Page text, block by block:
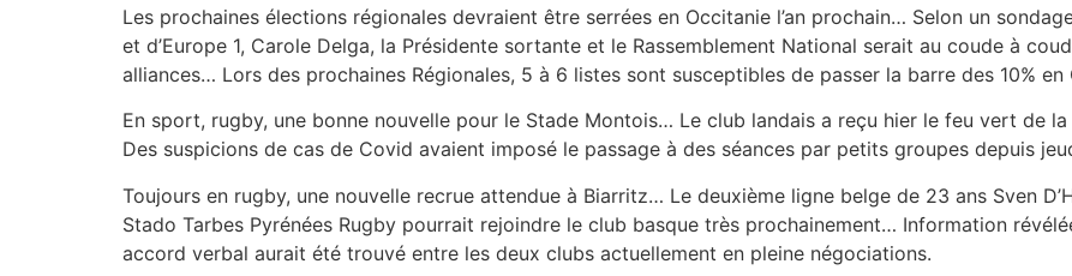
Les prochaines élections régionales devraient être serrées en Occitanie l’an prochain… Selon un
et d’Europe 1, Carole Delga, la Présidente sortante et le Rassemblement National serait au coude à
alliances… Lors des prochaines Régionales, 5 à 6 listes sont susceptibles de passer la barre des 10% en
En sport, rugby, une bonne nouvelle pour le Stade Montois… Le club landais a reçu hier le feu vert de
Des suspicions de cas de Covid avaient imposé le passage à des séances par petits groupes depuis
Toujours en rugby, une nouvelle recrue attendue à Biarritz… Le deuxième ligne belge de 23 ans Sven
Stado Tarbes Pyrénées Rugby pourrait rejoindre le club basque très prochainement… Information
accord verbal aurait été trouvé entre les deux clubs actuellement en pleine négociations.